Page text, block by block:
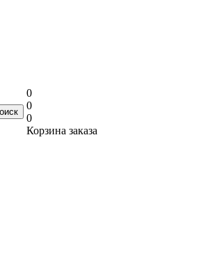
0
0
0
Корзина заказа